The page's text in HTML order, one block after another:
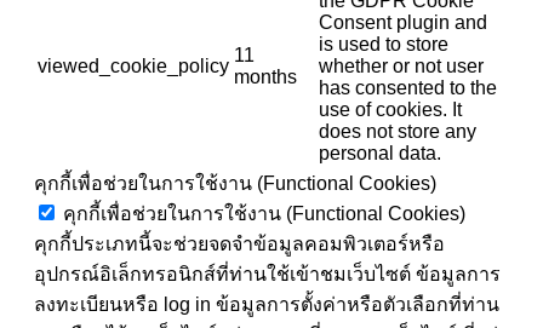
viewed_cookie_policy
11
months
Consent plugin and
is used to store
whether or not user
has consented to the
use of cookies. It
does not store any
personal data.
คุกกี้เพื่อช่วยในการใช้งาน (Functional Cookies)
คุกกี้เพื่อช่วยในการใช้งาน (Functional Cookies)
คุกกี้ประเภทนี้จะช่วยจดจำข้อมูลคอมพิวเตอร์หรือ
อุปกรณ์อิเล็กทรอนิกส์ที่ท่านใช้เข้าชมเว็บไซต์ ข้อมูลการ
ลงทะเบียนหรือ log in ข้อมูลการตั้งค่าหรือตัวเลือกที่ท่าน